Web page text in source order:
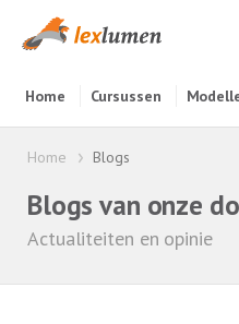
Home Cursussen
Home Blogs
Blogs van onze
Actualiteiten en opinie